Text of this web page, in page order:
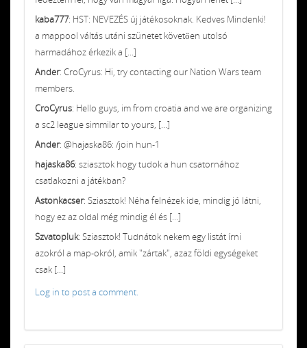
kaba777: HST: NEVEZÉS új játékosoknak. Kedves Mindenki!
a mappool váltás utáni szünetet követően utolsó
harmadához érkezik a [...]
Ander: CroCyrus: Hi, try contacting our Nation Wars team
members.
CroCyrus: Hello guys, im from croatia and we are organizing
a sc2 league simmilar to yours, [...]
Ander: @hajaska86: /join hun-1
hajaska86: sziasztok hogy tudok a hun csatornához
csatlakozni a játékban?
Astonkacser: Sziasztok! Néha felnézek ide, mindig jó látni,
hogy ez az oldal még mindig él és [...]
Szvatopluk: Sziasztok! Tudnátok nekem egy listát írni
azokról a map-okról, amik "zártak", azaz földi egységeket
csak [...]
Log in to post a comment.